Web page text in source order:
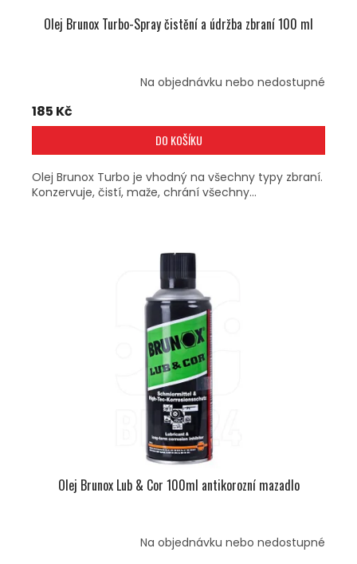
Olej Brunox Turbo-Spray čistění a údržba zbraní 100 ml
Na objednávku nebo nedostupné
185 Kč
DO KOŠÍKU
Olej Brunox Turbo je vhodný na všechny typy zbraní.
Konzervuje, čistí, maže, chrání všechny...
Olej Brunox Lub & Cor 100ml antikorozní mazadlo
Na objednávku nebo nedostupné